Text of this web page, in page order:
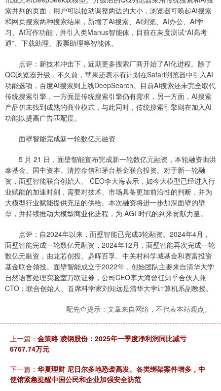
索并列的页面，用户可以拉动调整两边的大小，浏览器可唤起AI搜索
和网页搜索两种搜索结果，新增了AI搜索、AI浏览、AI办公、AI学
习、AI写作功能，并引入类Manus智能体，目前在灰度测试“AI高考
通”、下载助理、股票助理等智能体。
点评：新技术冲击下，近期更多搜索厂商开始了AI化进程。除了
QQ浏览器升级，不久前，苹果还表示有计划在Safari浏览器中引入AI
功能选项，百度AI搜索则上线DeepSearch。目前AI搜索还未完全取代
传统搜索引擎，一方面是传统搜索引擎仍有需求，另一方面，AI搜索
产品仍未找到成熟的商业模式，与此同时，传统搜索引擎则在加入AI
功能以提高广告匹配度。
面壁智能完成新一轮数亿元融资
5 月 21 日，面壁智能宣布完成新一轮数亿元融资，本轮融资由洪
泰基金、国中资本、清控金信和茅台基金联合投资。对于新一轮融
资，面壁智能联合创始人、 CEO李大海表示，如今大模型已经进入行
业赋能的加速时刻，需要对技术、市场具备更加前沿性的判断，并为
大模型行业赋能提供充足的供给。本次融资将进一步加深面壁的壁
垒，并持续推动大模型商业化进程，为 AGI 时代的到来贡献力量。
点评：自2024年以来，面壁智能已完成3轮融资。2024年4月，
面壁智能完成一轮数亿元融资，2024年12月，面壁智能再次完成一轮
数亿元融资，由龙芯创投、鼎晖百孚、中关村科学城基金和赛富投资
基金联合领投。面壁智能成立于2022年，创始团队主要来自清华大学
自然语言处理实验室万联证券，公司CEO李大海曾任知乎合伙人兼
CTO；联合创始人、首席科学家刘知远是清华大学计算机系副教授。
配先查提示：文章来自网络，不代表本站观点。
上一篇： 金策略 凌钢股份：2025年一季度净利润同比减亏
6767.74万元
下一篇： 华夏理财 尼日尔多地恐袭高发、各类绑架案件增多，中
使馆紧急提醒中国公民和企业加强安全防范